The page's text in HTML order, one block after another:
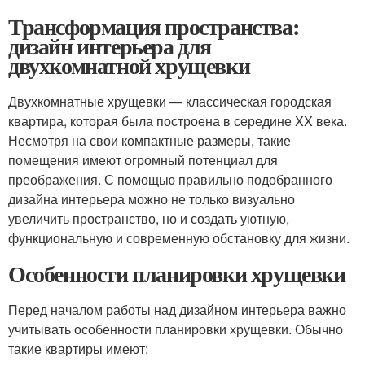
Трансформация пространства:
дизайн интерьера для
двухкомнатной хрущевки
Двухкомнатные хрущевки — классическая городская
квартира, которая была построена в середине XX века.
Несмотря на свои компактные размеры, такие
помещения имеют огромный потенциал для
преображения. С помощью правильно подобранного
дизайна интерьера можно не только визуально
увеличить пространство, но и создать уютную,
функциональную и современную обстановку для жизни.
Особенности планировки хрущевки
Перед началом работы над дизайном интерьера важно
учитывать особенности планировки хрущевки. Обычно
такие квартиры имеют: